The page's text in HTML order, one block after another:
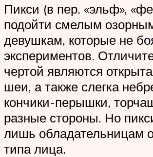
Пикси (в пер. «эльф»,
подойти смелым
девушкам, которые не
экспериментов.
чертой являются
шеи, а также слегка
кончики-перышки,
разные стороны. Но
лишь обладательницам
типа лица.